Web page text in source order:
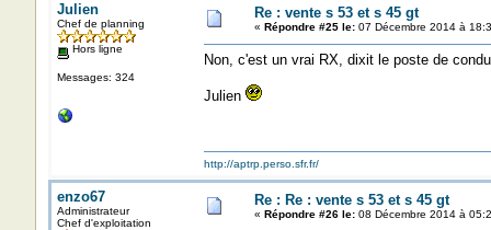
Julien
Chef de planning
Hors ligne
Messages: 324
Re : vente s 53 et s 45 gt
« Répondre #25 le:07 Décembre 2014 à
Non, c'est un vrai RX, dixit le poste de
Julien
http://aptrp.perso.sfr.fr/
enzo67
Administrateur
Chef d'exploitation
Re : Re : vente s 53 et s 45 gt
« Répondre #26 le:08 Décembre 2014 à